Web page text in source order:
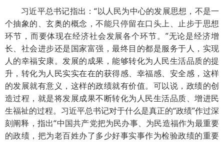
习近平总书记指出：“以人民为中心的发展思想，不是一
个抽象的、玄奥的概念，不能只停留在口头上、止步于思想
环节，而要体现在经济社会发展各个环节。”无论是经济增
长、社会进步还是国家富强，最终目的都是服务于人，实现
人的幸福安康。发展的成果，能够转化为人民生活品质的提
升，转化为人民实实在在的获得感、幸福感、安全感，这样
的发展就有意义，这样的政绩就有价值。可以说，政绩的创
造过程，就是将发展成果不断转化为人民生活品质、增进民
生福祉的过程。习近平总书记对于什么是真正的“政绩”作过深
刻阐释，指出“中国共产党把为民办事、为民造福作为最重要
的政绩，把为老百姓办了多少好事实事作为检验政绩的重要